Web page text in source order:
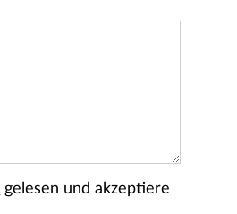
gelesen und akzeptiere